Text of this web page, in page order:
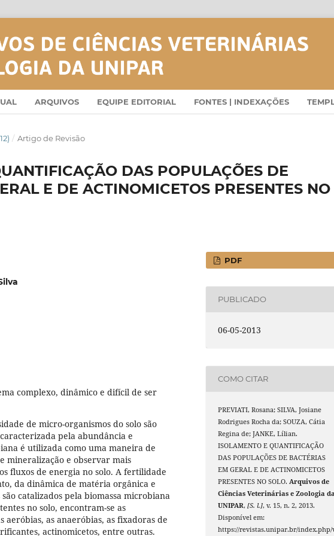
ARQUIVOS EQUIPE EDITORIAL FONTES | INDEXAÇÕES
/ Artigo de Revisão
DAS POPULAÇÕES DE
E DE ACTINOMICETOS PRESENTES NO
complexo, dinâmico e difícil de ser
de micro-organismos do solo são
pela abundância e
é utilizada como uma maneira de
mineralização e observar mais
fluxos de energia no solo. A fertilidade
da dinâmica de matéria orgânica e
catalizados pela biomassa microbiana
no solo, encontram-se as
aeróbias, as anaeróbias, as fixadoras de
actinomicetos, entre outras.
PDF
PUBLICADO
06-05-2013
COMO CITAR
PREVIATI, Rosana; SILVA, Josiane
Rodrigues Rocha da; SOUZA, Cátia
Regina de; JANKE, Lílian.
ISOLAMENTO E QUANTIFICAÇÃO
DAS POPULAÇÕES DE BACTÉRIAS
EM GERAL E DE ACTINOMICETOS
PRESENTES NO SOLO.Arquivos de
Ciências Veterinárias e Zoologia
UNIPAR,[S. l.], v. 15, n. 2, 2013.
Disponível em:
https://revistas.unipar.br/index.php/